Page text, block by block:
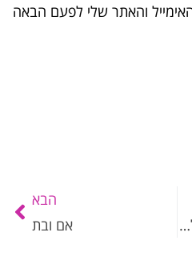
והאתר שלי לפעם הבאה
האם זה באמת אפשרי להרגיש טוב כל הזמן?
הבא
אם ובת